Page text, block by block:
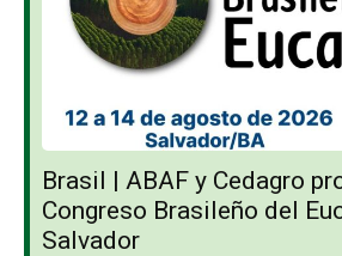
Brasil | ABAF y Cedagro
Congreso Brasileño del
Salvador